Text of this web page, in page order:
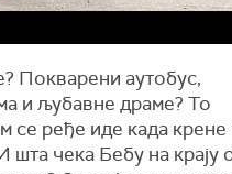
Покварени аутобус,
и љубавне драме? То
се ређе иде када крене
шта чека Бебу на крају